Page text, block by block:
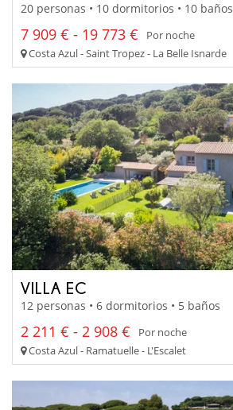
20 personas • 10 dormitorios • 10 baños
7 909 € - 19 773 €
Por noche
Costa Azul - Saint Tropez - La Belle Isnarde
VILLA EC
12 personas • 6 dormitorios • 5 baños
2 211 € - 2 908 €
Por noche
Costa Azul - Ramatuelle - L'Escalet